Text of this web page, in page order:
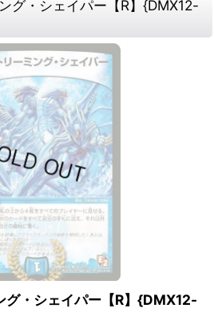
グ・シェイパー【R】{DMX12-
グ・シェイパー【R】{DMX12-